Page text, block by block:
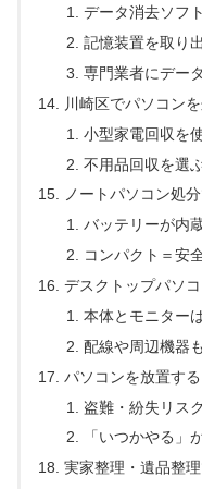
データ消去ソフ
記憶装置を取り
専門業者にデー
川崎区でパソコン
小型家電回収を
不用品回収を選
ノートパソコン処
バッテリーが内
コンパクト＝安
デスクトップパソ
本体とモニター
配線や周辺機器
パソコンを放置す
盗難・紛失リスク
「いつかやる」
実家整理・遺品整